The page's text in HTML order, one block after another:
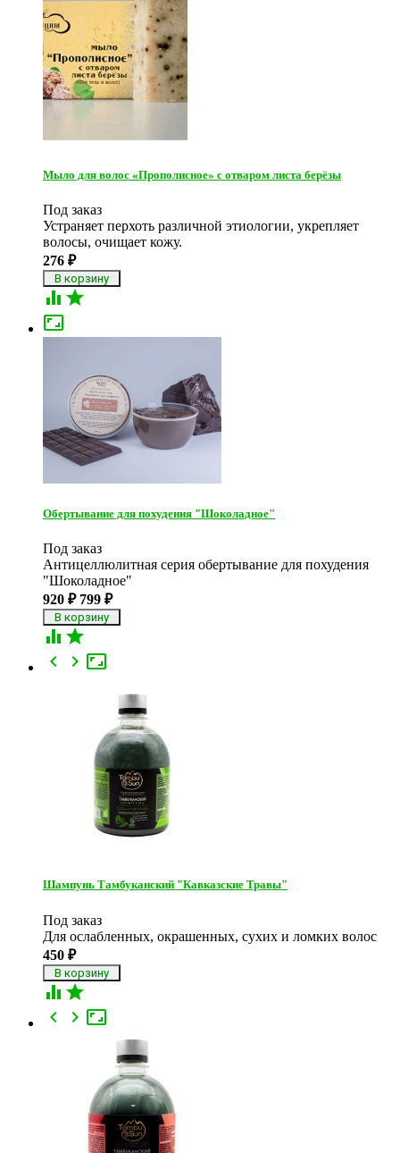
Мыло для волос «Прополисное» с отваром листа берёзы
Под заказ
Устраняет перхоть различной этиологии, укрепляет
волосы, очищает кожу.
276 ₽
 

Обертывание для похудения "Шоколадное"
Под заказ
Антицеллюлитная серия обертывание для похудения
"Шоколадное"
920 ₽ 799 ₽
 

 
Шампунь Тамбуканский "Кавказские Травы"
Под заказ
Для ослабленных, окрашенных, сухих и ломких волос
450 ₽
 

 